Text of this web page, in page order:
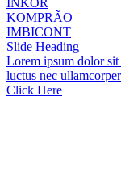
KOMPRÃO
IMBICONT
Slide Heading
Lorem ipsum dolor
luctus nec
Click Here